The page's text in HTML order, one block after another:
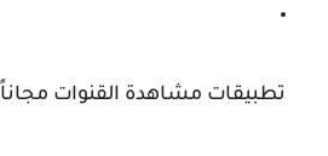
تطبيقات مشاهدة القنوات مجاناً